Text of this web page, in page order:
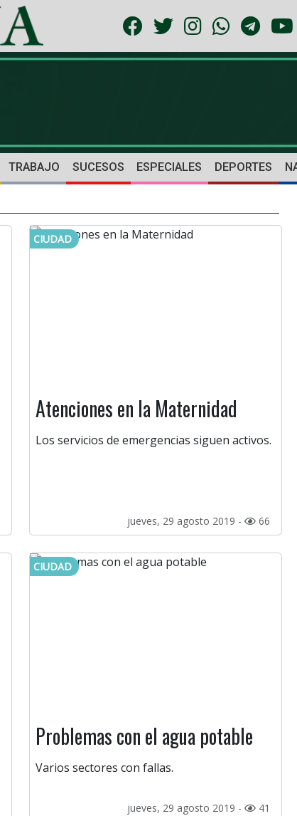
TRABAJO SUCESOS ESPECIALES DEPORTES
CIUDAD
Atenciones en la Maternidad
Los servicios de emergencias siguen activos.
jueves, 29 agosto 2019 - 66
CIUDAD
Problemas con el agua potable
Varios sectores con fallas.
jueves, 29 agosto 2019 - 41